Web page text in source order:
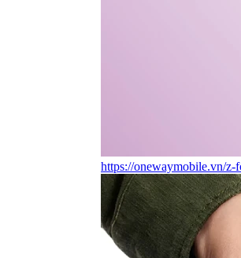
https://onewaymobile.vn/z-